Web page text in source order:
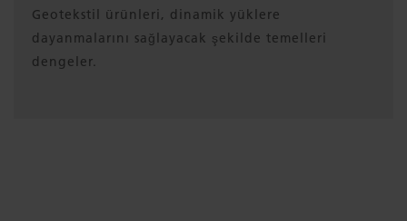
Geotekstil ürünleri, dinamik yüklere
dayanmalarını sağlayacak şekilde temelleri
dengeler.